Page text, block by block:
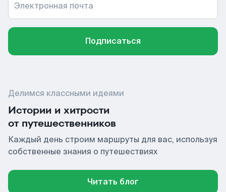
Электронная почта
Подписаться
Делимся классными идеями
Истории и хитрости
от путешественников
Каждый день строим маршруты для вас, используя
собственные знания о путешествиях
Читать блог